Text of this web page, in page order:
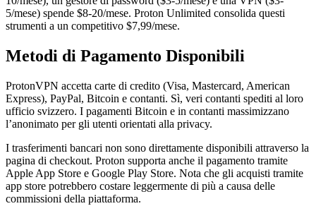
5/mese) spende $8-20/mese. Proton Unlimited consolida questi
strumenti a un competitivo $7,99/mese.
Metodi di Pagamento Disponibili
ProtonVPN accetta carte di credito (Visa, Mastercard, American
Express), PayPal, Bitcoin e contanti. Sì, veri contanti spediti al loro
ufficio svizzero. I pagamenti Bitcoin e in contanti massimizzano
l’anonimato per gli utenti orientati alla privacy.
I trasferimenti bancari non sono direttamente disponibili attraverso la
pagina di checkout. Proton supporta anche il pagamento tramite
Apple App Store e Google Play Store. Nota che gli acquisti tramite
app store potrebbero costare leggermente di più a causa delle
commissioni della piattaforma.